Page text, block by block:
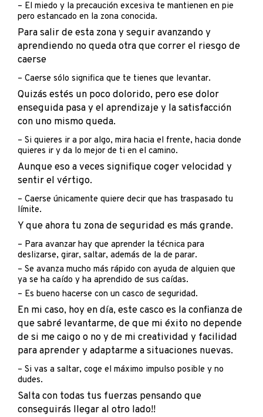
– El miedo y la precaución excesiva te mantienen en pie
pero estancado en la zona conocida.
Para salir de esta zona y seguir avanzando y
aprendiendo no queda otra que correr el riesgo de
caerse
– Caerse sólo significa que te tienes que levantar.
Quizás estés un poco dolorido, pero ese dolor
enseguida pasa y el aprendizaje y la satisfacción
con uno mismo queda.
– Si quieres ir a por algo, mira hacia el frente, hacia donde
quieres ir y da lo mejor de ti en el camino.
Aunque eso a veces signifique coger velocidad y
sentir el vértigo.
– Caerse únicamente quiere decir que has traspasado tu
límite.
Y que ahora tu zona de seguridad es más grande.
– Para avanzar hay que aprender la técnica para
deslizarse, girar, saltar, además de la de parar.
– Se avanza mucho más rápido con ayuda de alguien que
ya se ha caído y ha aprendido de sus caídas.
– Es bueno hacerse con un casco de seguridad.
En mi caso, hoy en día, este casco es la confianza de
que sabré levantarme, de que mi éxito no depende
de si me caigo o no y de mi creatividad y facilidad
para aprender y adaptarme a situaciones nuevas.
– Si vas a saltar, coge el máximo impulso posible y no
dudes.
Salta con todas tus fuerzas pensando que
conseguirás llegar al otro lado!!